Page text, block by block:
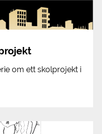
om ett skolprojekt i